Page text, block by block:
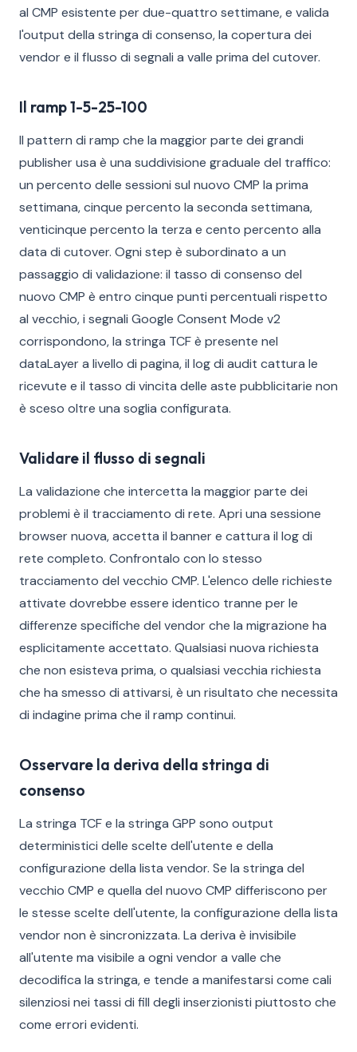
al CMP esistente per due-quattro settimane, e valida
l'output della stringa di consenso, la copertura dei
vendor e il flusso di segnali a valle prima del cutover.
Il ramp 1-5-25-100
Il pattern di ramp che la maggior parte dei grandi
publisher usa è una suddivisione graduale del traffico:
un percento delle sessioni sul nuovo CMP la prima
settimana, cinque percento la seconda settimana,
venticinque percento la terza e cento percento alla
data di cutover. Ogni step è subordinato a un
passaggio di validazione: il tasso di consenso del
nuovo CMP è entro cinque punti percentuali rispetto
al vecchio, i segnali Google Consent Mode v2
corrispondono, la stringa TCF è presente nel
dataLayer a livello di pagina, il log di audit cattura le
ricevute e il tasso di vincita delle aste pubblicitarie non
è sceso oltre una soglia configurata.
Validare il flusso di segnali
La validazione che intercetta la maggior parte dei
problemi è il tracciamento di rete. Apri una sessione
browser nuova, accetta il banner e cattura il log di
rete completo. Confrontalo con lo stesso
tracciamento del vecchio CMP. L'elenco delle richieste
attivate dovrebbe essere identico tranne per le
differenze specifiche del vendor che la migrazione ha
esplicitamente accettato. Qualsiasi nuova richiesta
che non esisteva prima, o qualsiasi vecchia richiesta
che ha smesso di attivarsi, è un risultato che necessita
di indagine prima che il ramp continui.
Osservare la deriva della stringa di
consenso
La stringa TCF e la stringa GPP sono output
deterministici delle scelte dell'utente e della
configurazione della lista vendor. Se la stringa del
vecchio CMP e quella del nuovo CMP differiscono per
le stesse scelte dell'utente, la configurazione della lista
vendor non è sincronizzata. La deriva è invisibile
all'utente ma visibile a ogni vendor a valle che
decodifica la stringa, e tende a manifestarsi come cali
silenziosi nei tassi di fill degli inserzionisti piuttosto che
come errori evidenti.